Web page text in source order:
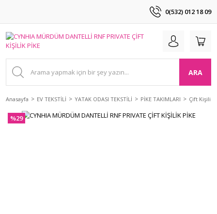
0(532) 012 18 09
ARA
Anasayfa EV TEKSTİLİ YATAK ODASI TEKSTİLİ PİKE TAKIMLARI Çift Kişilik
%29